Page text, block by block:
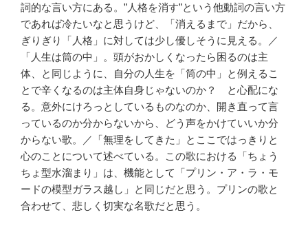
詞的な言い方にある。”人格を消す”という他動詞の言い方
であれば冷たいなと思うけど、「消えるまで」だから、
ぎりぎり「人格」に対しては少し優しそうに見える。／
「人生は筒の中」。頭がおかしくなったら困るのは主
体、と同じように、自分の人生を「筒の中」と例えるこ
とで辛くなるのは主体自身じゃないのか？ と心配にな
る。意外にけろっとしているものなのか、開き直って言
っているのか分からないから、どう声をかけていいか分
からない歌。／「無理をしてきた」とここではっきりと
心のことについて述べている。この歌における「ちょう
ちょ型水溜まり」は、機能として「プリン・ア・ラ・モ
ードの模型ガラス越し」と同じだと思う。プリンの歌と
合わせて、悲しく切実な名歌だと思う。